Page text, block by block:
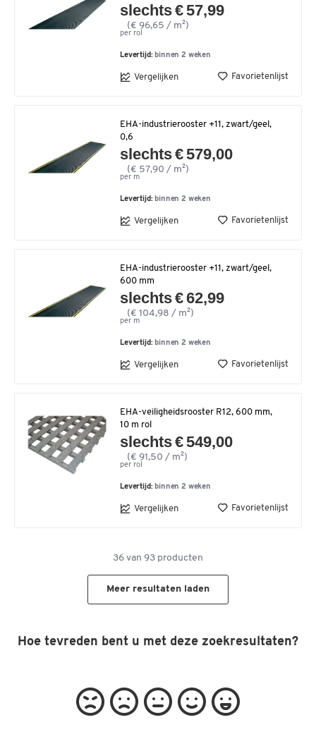
slechts € 57,99
(€ 96,65 / m²)
per rol
Levertijd:binnen 2 weken
Vergelijken Favorietenlijst
EHA-industrierooster +11, zwart/geel,
0,6
slechts € 579,00
(€ 57,90 / m²)
per m
Levertijd:binnen 2 weken
Vergelijken Favorietenlijst
EHA-industrierooster +11, zwart/geel,
600 mm
slechts € 62,99
(€ 104,98 / m²)
per m
Levertijd:binnen 2 weken
Vergelijken Favorietenlijst
EHA-veiligheidsrooster R12, 600 mm,
10 m rol
slechts € 549,00
(€ 91,50 / m²)
per rol
Levertijd:binnen 2 weken
Vergelijken Favorietenlijst
36 van 93 producten
Meer resultaten laden
Hoe tevreden bent u met deze zoekresultaten?